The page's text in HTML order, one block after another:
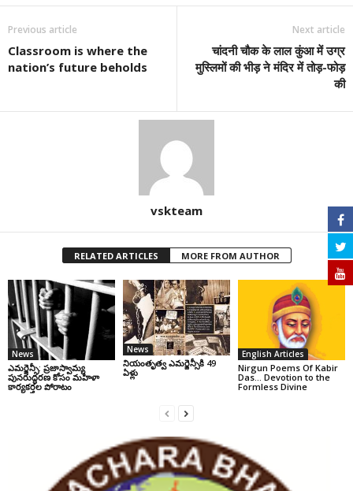
Previous article
Classroom is where the
nation’s future beholds
Next article
चांदनी चौक के लाल कुंआ में उग्र
मुस्लिमों की भीड़ ने मंदिर में तोड़-फोड़
की
vskteam
RELATED ARTICLES MORE FROM AUTHOR
News
ఎమర్జెన్సీ: ప్రజాస్వామ్య
పునరుద్ధరణ కోసం మహిళా
కార్యకర్తల పోరాటం
News
నియంతృత్వ ఎమర్జెన్సీకి 49
ఏళ్లు
English Articles
Nirgun Poems Of Kabir
Das… Devotion to the
Formless Divine